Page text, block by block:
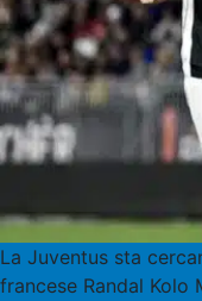
La Juventus sta
francese Randal Kolo